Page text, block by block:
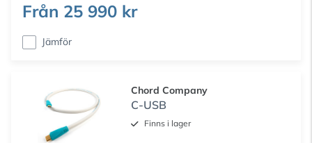
Från 25 990 kr
Jämför
Chord Company
C-USB
Finns i lager